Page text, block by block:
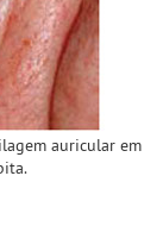
auricular em